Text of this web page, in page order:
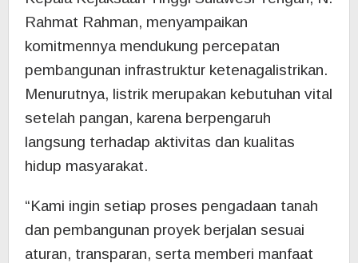
Rahmat Rahman, menyampaikan
komitmennya mendukung percepatan
pembangunan infrastruktur ketenagalistrikan.
Menurutnya, listrik merupakan kebutuhan vital
setelah pangan, karena berpengaruh
langsung terhadap aktivitas dan kualitas
hidup masyarakat.
“Kami ingin setiap proses pengadaan tanah
dan pembangunan proyek berjalan sesuai
aturan, transparan, serta memberi manfaat